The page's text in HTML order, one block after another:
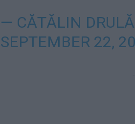
— CĂTĂLIN
SEPTEMBER 22,